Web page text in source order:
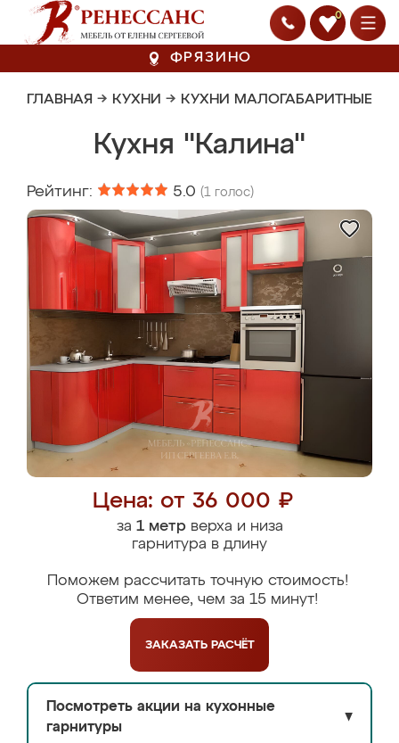
0
ФРЯЗИНО
ГЛАВНАЯ → КУХНИ → КУХНИ МАЛОГАБАРИТНЫЕ
Кухня "Калина"
Рейтинг: 5.0 (1 голос)
Цена: от 36 000 ₽
за 1 метрверха и низа
гарнитура в длину
Поможем рассчитать точную стоимость!
Ответим менее, чем за 15 минут!
ЗАКАЗАТЬ РАСЧЁТ
Посмотреть акции на кухонные
гарнитуры
▼